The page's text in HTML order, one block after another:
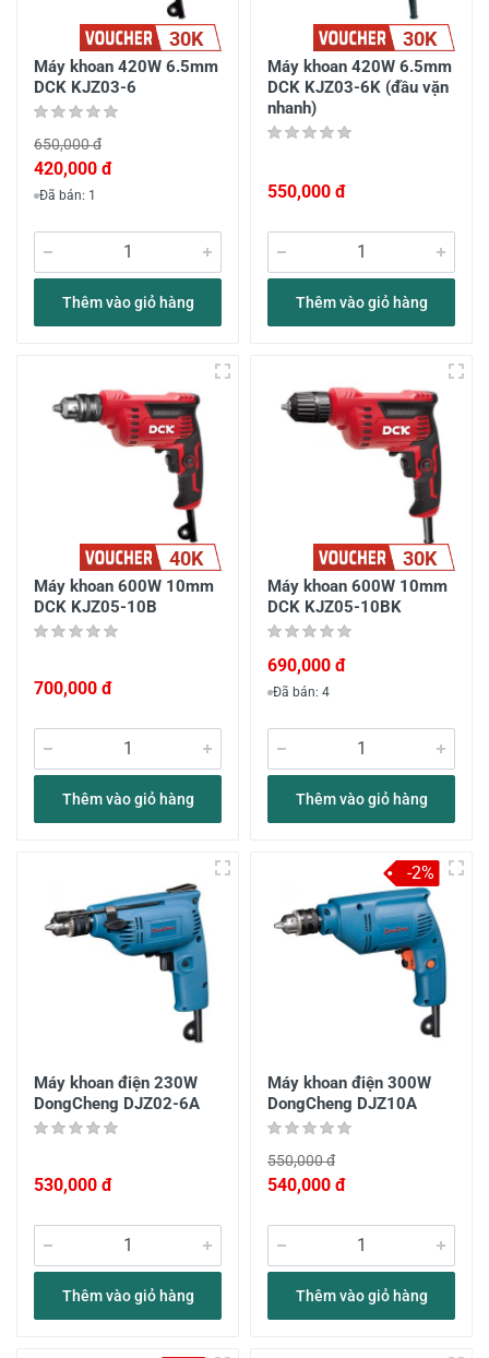
30K
Máy khoan 420W 6.5mm
DCK KJZ03-6
650,000 đ
420,000 đ
Đã bán: 1
Thêm vào giỏ hàng
30K
Máy khoan 420W 6.5mm
DCK KJZ03-6K (đầu vặn
nhanh)
550,000 đ
Thêm vào giỏ hàng
40K
Máy khoan 600W 10mm
DCK KJZ05-10B
700,000 đ
Thêm vào giỏ hàng
30K
Máy khoan 600W 10mm
DCK KJZ05-10BK
690,000 đ
Đã bán: 4
Thêm vào giỏ hàng
Máy khoan điện 230W
DongCheng DJZ02-6A
530,000 đ
Thêm vào giỏ hàng
Máy khoan điện 300W
DongCheng DJZ10A
550,000 đ
540,000 đ
Thêm vào giỏ hàng
-2%